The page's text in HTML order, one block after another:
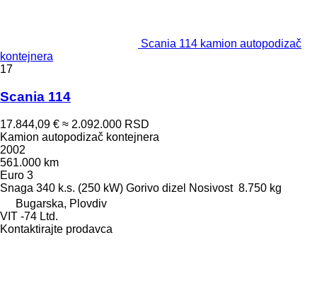
Scania 114 kamion autopodizač
kontejnera
17
Scania 114
17.844,09 € ≈ 2.092.000 RSD
Kamion autopodizač kontejnera
2002
561.000 km
Euro 3
Snaga 340 k.s. (250 kW) Gorivo dizel Nosivost 8.750 kg
Bugarska, Plovdiv
VIT -74 Ltd.
Kontaktirajte prodavca